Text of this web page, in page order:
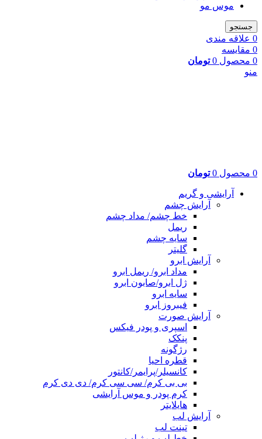
موس مو
جستجو
0 علاقه مندی
0 مقایسه
0 محصول 0 تومان
منو
0 محصول 0 تومان
آرایشی و گریم
آرایش چشم
خط چشم/ مداد چشم
ریمل
سایه چشم
گلیتر
آرایش ابرو
مداد ابرو/ ریمل ابرو
ژل ابرو/صابون ابرو
سایه ابرو
فیبروز ابرو
آرایش صورت
اسپری و پودر فیکس
پنکک
رژگونه
قطره احیا
کانسیلر/پرایمر/کانتور
بی بی کرم/ سی سی کرم/ دی دی کرم
کرم پودر و موس آرایشی
هایلایتر
آرایش لب
تینت لب